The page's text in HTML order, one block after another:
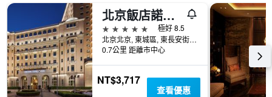
北京飯店諾金-王府井
5星級
極好 8.5
北京北京, 東城區, 東長安街33號
0.7公里 距離市中心
NT$3,717
查看優惠